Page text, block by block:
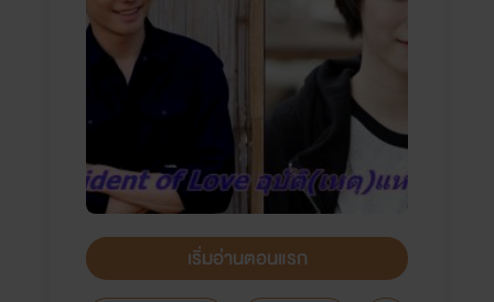
เริ่มอ่านตอนแรก